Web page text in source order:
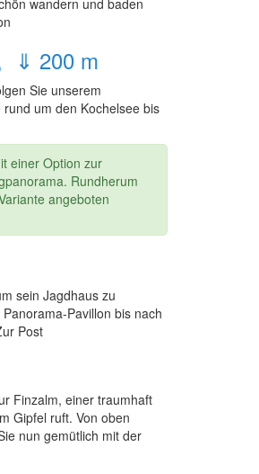
wandern und baden
⇓ 200 m
Sie unserem
um den Kochelsee bis
einer Option zur
Rundherum
angeboten
sein Jagdhaus zu
Pavillon bis nach
Post
Finzalm, einer traumhaft
Gipfel ruft. Von oben
nun gemütlich mit der